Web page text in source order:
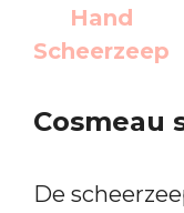
Cosmeau
De